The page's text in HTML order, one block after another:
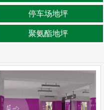
停车场地坪
聚氨酯地坪
停车场环氧地坪
停车场地坪